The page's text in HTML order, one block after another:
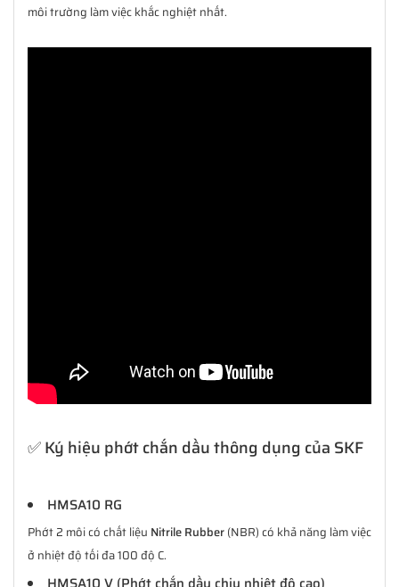
môi trường làm việc khắc nghiệt nhất.
✅ Ký hiệu phớt chắn dầu thông dụng của SKF
HMSA10 RG
Phớt 2 môi có chất liệu Nitrile Rubber(NBR) có khả năng làm việc
ở nhiệt độ tối đa 100 độ C.